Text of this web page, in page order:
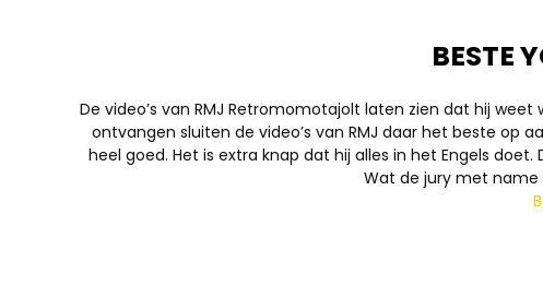
BESTE
De video’s van RMJ Retromomotajolt laten zien dat hij
ontvangen sluiten de video’s van RMJ daar het beste op
heel goed. Het is extra knap dat hij alles in het Engels
Wat de jury met name